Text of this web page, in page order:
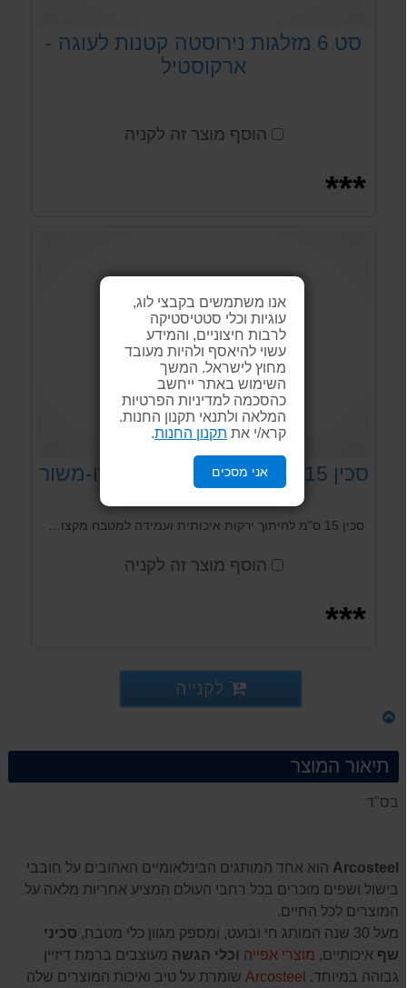
אנו משתמשים בקבצי לוג,
עוגיות וכלי סטטיסטיקה
לרבות חיצוניים, והמידע
עשוי להיאסף ולהיות מעובד
מחוץ לישראל. המשך
השימוש באתר ייחשב
כהסכמה למדיניות הפרטיות
המלאה ולתנאי תקנון החנות.
קרא/י את תקנון החנות.
אני מסכים
סט 6 מזלגות נירוסטה קטנות לעוגה -
ארקוסטיל
הוסף מוצר זה לקניה
***
סכין 15 ס"מ מדורגת לירקות פרו-משור
הוסף מוצר זה לקניה
***
לקנייה
תיאור המוצר
בס"ד
Arcosteel הוא אחד המותגים הבינלאומיים האהובים על חובבי
בישול ושפים מוכרים בכל רחבי העולם המציע אחריות מלאה על
המוצרים לכל החיים.
מעל 30 שנה המותג חי ובועט, ומספק מגוון כלי מטבח,
סכיני
שף איכותיים, מוצרי אפייה וכלי הגשה מעוצבים ברמת דיזיין
גבוהה במיוחד.
Arcosteel שומרת על טיב ואיכות המוצרים שלה